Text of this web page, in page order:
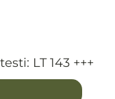
LT 143 +++